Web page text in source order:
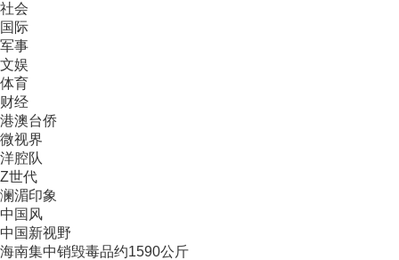
社会
国际
军事
文娱
体育
财经
港澳台侨
微视界
洋腔队
Z世代
澜湄印象
中国风
中国新视野
海南集中销毁毒品约1590公斤